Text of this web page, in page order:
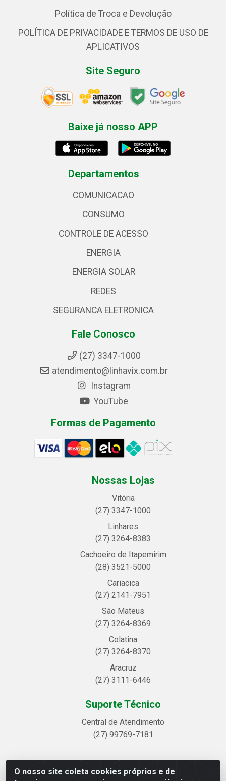
O nosso site coleta cookies próprios e de
Política de Troca e Devolução
POLÍTICA DE PRIVACIDADE E TERMOS DE USO DE
APLICATIVOS
Site Seguro
Baixe já nosso APP
Departamentos
COMUNICACAO
CONSUMO
CONTROLE DE ACESSO
ENERGIA
ENERGIA SOLAR
REDES
SEGURANCA ELETRONICA
Fale Conosco
(27) 3347-1000
atendimento@linhavix.com.br
Instagram
YouTube
Formas de Pagamento
Nossas Lojas
Vitória
(27) 3347-1000
Linhares
(27) 3264-8383
Cachoeiro de Itapemirim
(28) 3521-5000
Cariacica
(27) 2141-7951
São Mateus
(27) 3264-8369
Colatina
(27) 3264-8370
Aracruz
(27) 3111-6446
Suporte Técnico
Central de Atendimento
(27) 99769-7181
Linhavix Distribuidora LTDA - Avenida Alegre, 2521 -